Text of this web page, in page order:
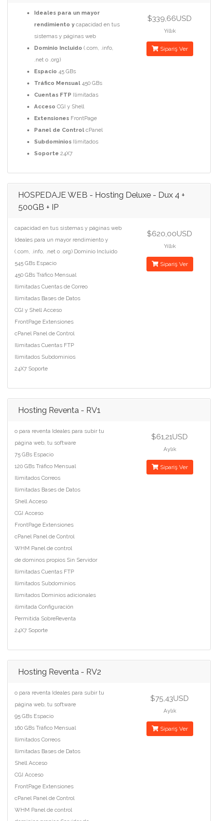
Ideales para un mayor
rendimiento y capacidad en tus
sistemas y páginas web
Dominio Incluido (.com, .info,
.net o .org)
Espacio 45 GBs
Tráfico Mensual 450 GBs
Cuentas FTP Ilimitadas
Acceso CGI y Shell
Extensiones FrontPage
Panel de Control cPanel
Subdominios Ilimitados
Soporte 24X7
$339,66USD
Yıllık
Sipariş Ver
HOSPEDAJE WEB - Hosting Deluxe - Dux 4 +
500GB + IP
capacidad en tus sistemas y páginas web
Ideales para un mayor rendimiento y
(.com, .info, .net o .org) Dominio Incluido
545 GBs Espacio
450 GBs Tráfico Mensual
Ilimitadas Cuentas de Correo
Ilimitadas Bases de Datos
CGI y Shell Acceso
FrontPage Extensiones
cPanel Panel de Control
Ilimitadas Cuentas FTP
Ilimitados Subdominios
24X7 Soporte
$620,00USD
Yıllık
Sipariş Ver
Hosting Reventa - RV1
o para reventa Ideales para subir tu
página web, tu software
75 GBs Espacio
120 GBs Tráfico Mensual
Ilimitados Correos
Ilimitadas Bases de Datos
Shell Acceso
CGI Acceso
FrontPage Extensiones
cPanel Panel de Control
WHM Panel de control
de dominos propios Sin Servidor
Ilimitadas Cuentas FTP
Ilimitados Subdominios
Ilimitados Dominios adicionales
ilimitada Configuración
Permitida SobreReventa
24X7 Soporte
$61,21USD
Aylık
Sipariş Ver
Hosting Reventa - RV2
o para reventa Ideales para subir tu
página web, tu software
95 GBs Espacio
160 GBs Tráfico Mensual
Ilimitados Correos
Ilimitadas Bases de Datos
Shell Acceso
CGI Acceso
FrontPage Extensiones
cPanel Panel de Control
WHM Panel de control
$75,43USD
Aylık
Sipariş Ver